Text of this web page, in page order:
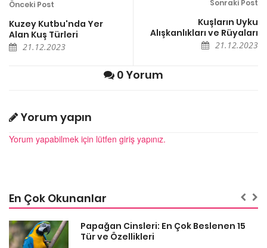
Önceki Post
Kuzey Kutbu'nda Yer
Alan Kuş Türleri
21.12.2023
Sonraki Post
Kuşların Uyku
Alışkanlıkları ve Rüyaları
21.12.2023
0 Yorum
Yorum yapın
Yorum yapabilmek için lütfen giriş yapınız.
En Çok Okunanlar
Papağan Cinsleri: En Çok Beslenen 15
Tür ve Özellikleri